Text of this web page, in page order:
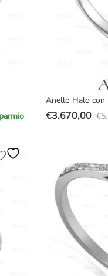
Anello Halo con
€
Il
€5.350,00.
€3.670,00
Il
€3.670,00.